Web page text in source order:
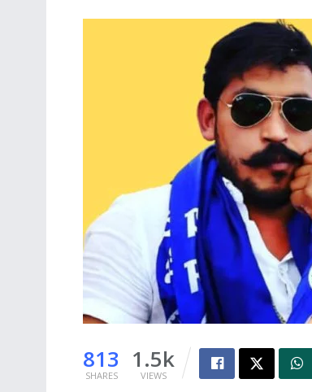
813
SHARES
1.5k
VIEWS